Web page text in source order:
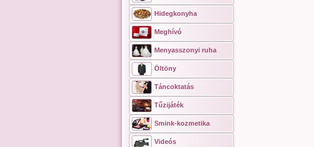
Hidegkonyha
Meghívó
Menyasszonyi ruha
Öltöny
Táncoktatás
Tűzijáték
Smink-kozmetika
Videós